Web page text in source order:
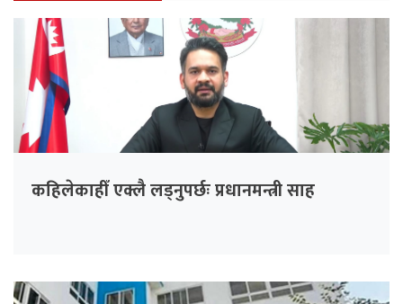
कहिलेकाहीँ एक्लै लड्नुपर्छः प्रधानमन्त्री साह